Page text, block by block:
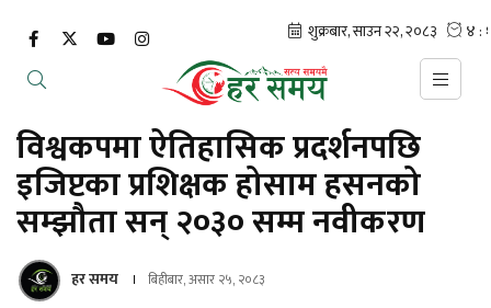
विश्वकपमा ऐतिहासिक प्रदर्शनपछि
इजिप्टका प्रशिक्षक होसाम हसनको
सम्झौता सन् २०३० सम्म नवीकरण
हर समय बिहीबार, असार २५, २०८३